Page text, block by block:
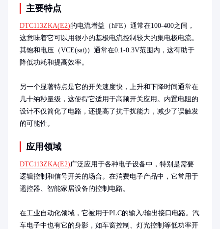
主要特点
DTC113ZKA(E2)的电流增益（hFE）通常在100-400之间，
这意味着它可以用很小的基极电流控制较大的集电极电流。
其饱和电压（VCE(sat)）通常在0.1-0.3V范围内，这有助于
降低功耗和提高效率。
另一个显著特点是它的开关速度快，上升和下降时间通常在
几十纳秒量级，这使得它适用于高频开关应用。内置电阻的
设计不仅简化了电路，还提高了抗干扰能力，减少了误触发
的可能性。
应用领域
DTC113ZKA(E2)广泛应用于各种电子设备中，特别是需要
逻辑控制和信号开关的场合。在消费电子产品中，它常用于
遥控器、智能家居设备的控制电路。
在工业自动化领域，它被用于PLC的输入/输出接口电路。汽
车电子中也有它的身影，如车窗控制、灯光控制等低功率开